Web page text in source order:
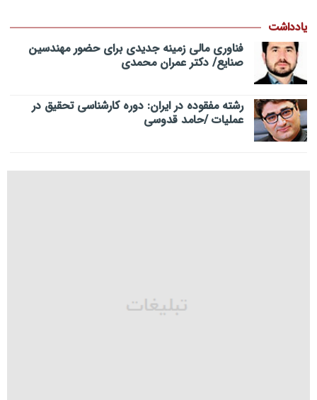
یادداشت
فناوری مالی زمینه جدیدی برای حضور مهندسین
صنایع/ دکتر عمران محمدی
رشته مفقوده در ایران: دوره کارشناسی تحقیق در
عملیات /حامد قدوسی